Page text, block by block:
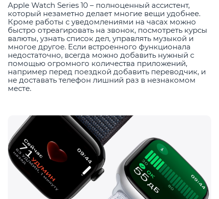
Apple Watch Series 10 – полноценный ассистент,
который незаметно делает многие вещи удобнее.
Кроме работы с уведомлениями на часах можно
быстро отреагировать на звонок, посмотреть курсы
валюты, узнать список дел, управлять музыкой и
многое другое. Если встроенного функционала
недостаточно, всегда можно добавить нужный с
помощью огромного количества приложений,
например перед поездкой добавить переводчик, и
не доставать телефон лишний раз в незнакомом
месте.